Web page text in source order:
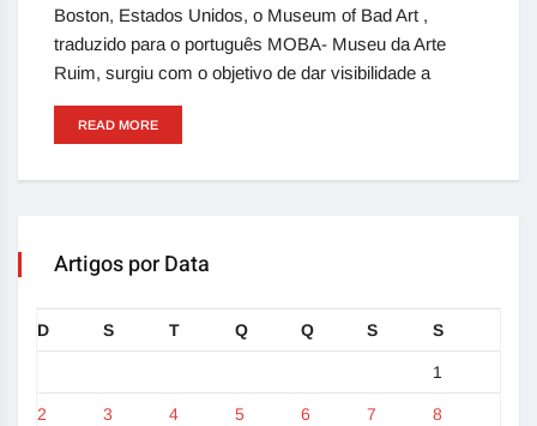
Boston, Estados Unidos, o Museum of Bad Art ,
traduzido para o português MOBA- Museu da Arte
Ruim, surgiu com o objetivo de dar visibilidade a
READ MORE
Artigos por Data
D S T Q Q S S
1
2 3 4 5 6 7 8